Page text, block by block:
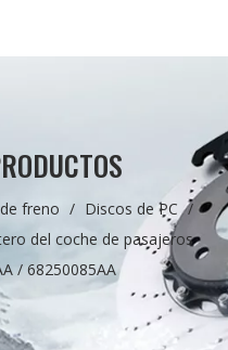
freno / Discos de PC /
del coche de pasajeros
/ 68250085AA